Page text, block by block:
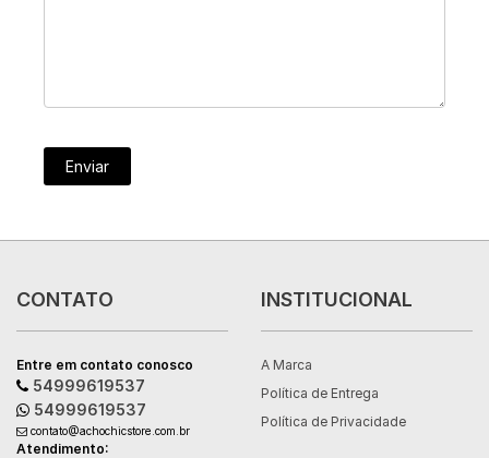
Enviar
CONTATO
Entre em contato conosco
54999619537
54999619537
contato@achochicstore.com.br
Atendimento:
INSTITUCIONAL
A Marca
Política de Entrega
Política de Privacidade